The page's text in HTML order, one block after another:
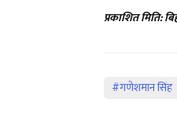
प्रकाशित मिति:
#गणेशमान सिंह